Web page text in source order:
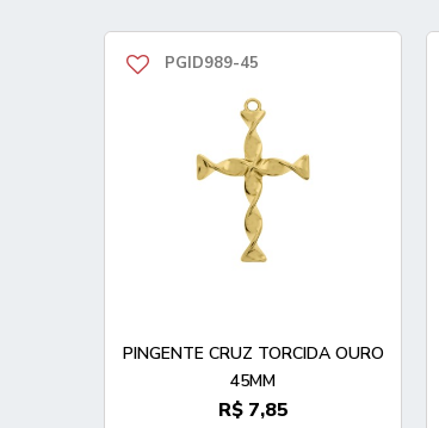
PGID989-45
PINGENTE CRUZ TORCIDA OURO
45MM
R$ 7,85